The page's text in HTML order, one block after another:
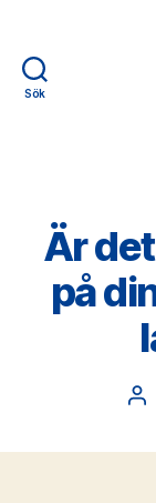
Sök
Är
på